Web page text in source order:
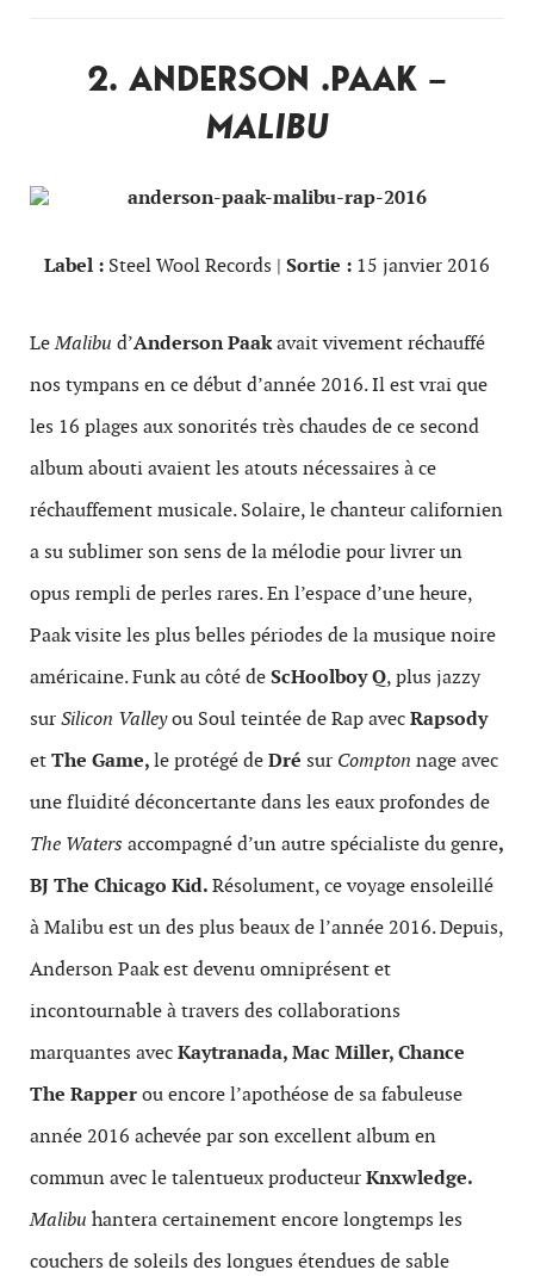
2. ANDERSON .PAAK –
MALIBU
Label : Steel Wool Records | Sortie : 15 janvier 2016
LeMalibu d’Anderson Paakavait vivement réchauffé
nos tympans en ce début d’année 2016. Il est vrai que
les 16 plages aux sonorités très chaudes de ce second
album abouti avaient les atouts nécessaires à ce
réchauffement musicale. Solaire, le chanteur californien
a su sublimer son sens de la mélodie pour livrer un
opus rempli de perles rares. En l’espace d’une heure,
Paak visite les plus belles périodes de la musique noire
américaine. Funk au côté deScHoolboy Q, plus jazzy
surSilicon Valleyou Soul teintée de Rap avecRapsody
etThe Game,le protégé deDré sur Compton nage avec
une fluidité déconcertante dans les eaux profondes de
The Waters accompagnéd’un autre spécialiste du genre,
BJ The Chicago Kid.Résolument, ce voyage ensoleillé
à Malibu est un des plus beaux de l’année 2016. Depuis,
Anderson Paak est devenu omniprésent et
incontournable à travers des collaborations
marquantes avecKaytranada, Mac Miller, Chance
The Rapperou encore l’apothéose de sa fabuleuse
année 2016 achevée par son excellent album en
commun avec le talentueux producteurKnxwledge.
Malibu hantera certainement encore longtemps les
couchers de soleils des longues étendues de sable